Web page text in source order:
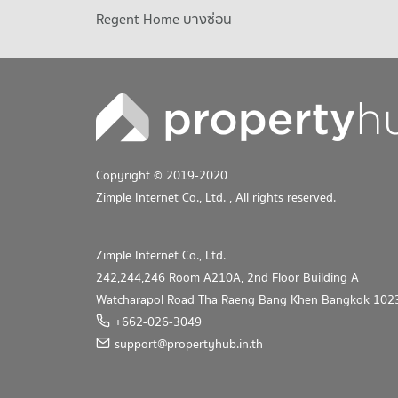
Regent Home บางซ่อน
Copyright © 2019-2020
Zimple Internet Co., Ltd. , All rights reserved.
Zimple Internet Co., Ltd.
242,244,246 Room A210A, 2nd Floor Building A
Watcharapol Road Tha Raeng Bang Khen Bangkok
+662-026-3049
support@propertyhub.in.th